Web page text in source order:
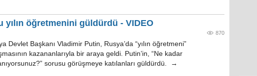
yılın öğretmenini güldürdü - VIDEO
870
Devlet Başkanı Vladimir Putin, Rusya’da “yılın öğretmeni”
kazananlarıyla bir araya geldi. Putin’in, “Ne kadar
sorusu görüşmeye katılanları güldürdü. →